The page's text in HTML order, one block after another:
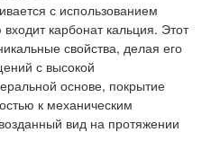
с использованием
карбонат кальция. Этот
свойства, делая его
с высокой
основе, покрытие
к механическим
вид на протяжении